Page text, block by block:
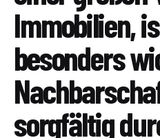
Immobilien,
besonders
sorgfältig